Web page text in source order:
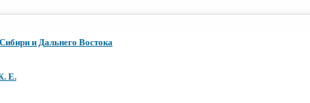
и Дальнего Востока
Е.